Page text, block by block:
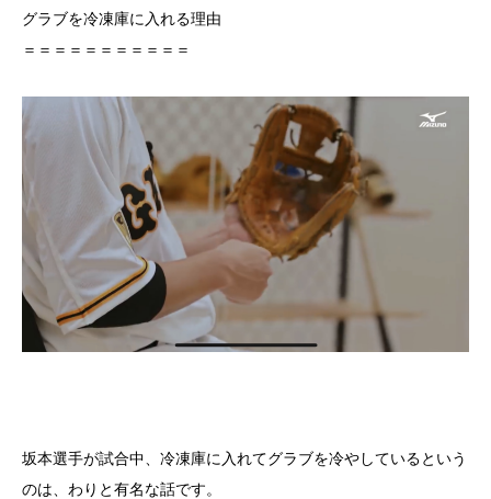
グラブを冷凍庫に入れる理由
＝＝＝＝＝＝＝＝＝＝＝
坂本選手が試合中、冷凍庫に入れてグラブを冷やしているという
のは、わりと有名な話です。